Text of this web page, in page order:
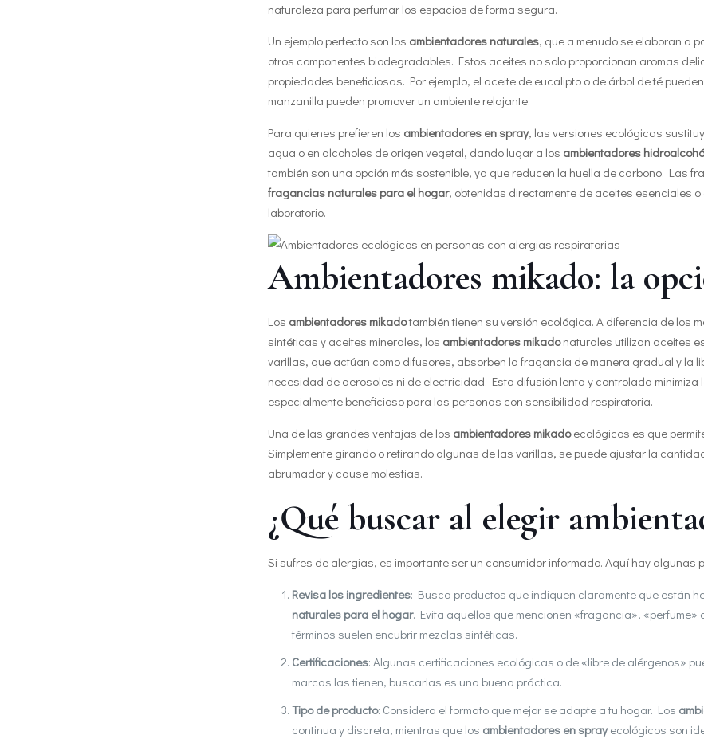
naturaleza para perfumar los espacios de forma segura.
Un ejemplo perfecto son los ambientadores naturales, que a menudo se elaboran a
otros componentes biodegradables. Estos aceites no solo proporcionan aromas
propiedades beneficiosas. Por ejemplo, el aceite de eucalipto o de árbol de té
manzanilla pueden promover un ambiente relajante.
Para quienes prefieren los ambientadores en spray, las versiones ecológicas
agua o en alcoholes de origen vegetal, dando lugar a los ambientadores
también son una opción más sostenible, ya que reducen la huella de carbono. Las
fragancias naturales para el hogar, obtenidas directamente de aceites esenciales
laboratorio.
Ambientadores mikado: la
Los ambientadores mikadotambién tienen su versión ecológica. A diferencia de los
sintéticas y aceites minerales, los ambientadores mikadonaturales utilizan aceites
varillas, que actúan como difusores, absorben la fragancia de manera gradual y la
necesidad de aerosoles ni de electricidad. Esta difusión lenta y controlada
especialmente beneficioso para las personas con sensibilidad respiratoria.
Una de las grandes ventajas de los ambientadores mikadoecológicos es que
Simplemente girando o retirando algunas de las varillas, se puede ajustar la
abrumador y cause molestias.
¿Qué buscar al elegir
Si sufres de alergias, es importante ser un consumidor informado. Aquí hay algunas
Revisa los ingredientes: Busca productos que indiquen claramente que están
naturales para el hogar. Evita aquellos que mencionen «fragancia»,
términos suelen encubrir mezclas sintéticas.
Certificaciones: Algunas certificaciones ecológicas o de «libre de alérgenos»
marcas las tienen, buscarlas es una buena práctica.
Tipo de producto: Considera el formato que mejor se adapte a tu hogar. Los
continua y discreta, mientras que los ambientadores en sprayecológicos son